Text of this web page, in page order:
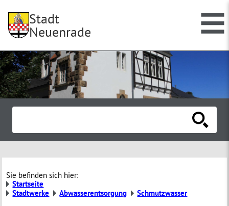
Stadt
Neuenrade
Sie befinden sich hier:
Startseite
Stadtwerke
Abwasserentsorgung Schmutzwasser